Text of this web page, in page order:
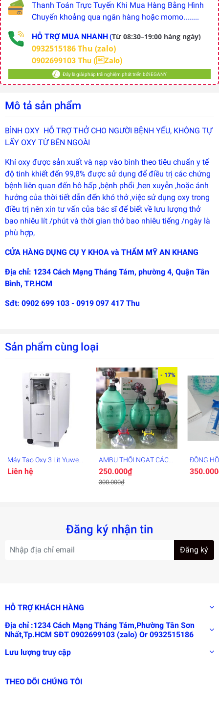
Thanh Toán Trực Tuyến Khi Mua Hàng Bằng Hình
Chuyển khoảng qua ngân hàng hoặc momo........
HỖ TRỢ MUA NHANH(Từ 08:30–19:00 hàng ngày)
0932515186 Thu (zalo)
0902699103 Thu (Zalo)
Đây là giải pháp trải nghiệm phát triển bởi EGANY
Mô tả sản phẩm
BÌNH OXY HỖ TRỢ THỞ CHO NGƯỜI BỆNH YẾU, KHÔNG TỰ
LẤY OXY TỪ BÊN NGOÀI
Khí oxy được sản xuất và nạp vào bình theo tiêu chuẩn y tế
độ tinh khiết đến 99,8% được sử dụng để điều trị các chứng
bệnh liên quan đến hô hấp ,bệnh phổi ,hen xuyễn ,hoặc ảnh
hưởng của thời tiết dẫn đến khó thở ,việc sử dụng oxy trong
điều trị nên xin tư vấn của bác sĩ để biết về lưu lượng thở
bao nhiêu lít /phút và thời gian thở bao nhiêu tiếng /ngày là
phù hợp,
CỬA HÀNG DỤNG CỤ Y KHOA và THẨM MỸ AN KHANG
Địa chỉ: 1234 Cách Mạng Tháng Tám, phường 4, Quận Tân
Bình, TP.HCM
Sđt: 0902 699 103 - 0919 097 417 Thu
Sản phẩm cùng loại
Máy Tạo Oxy 3 Lít Yuwell
7F-3EW
Liên hệ
- 17%
AMBU THỔI NGẠT CÁC
SIZE
250.000₫
300.000₫
ĐỒNG
Đăng ký nhận tin
Đăng ký
HỖ TRỢ KHÁCH HÀNG
Địa chỉ :1234 Cách Mạng Tháng Tám,Phường Tân Sơn
Nhất,Tp.HCM SĐT 0902699103 (zalo) Or 0932515186
Lưu lượng truy cập
THEO DÕI CHÚNG TÔI
giải
pháp
trải
bởi